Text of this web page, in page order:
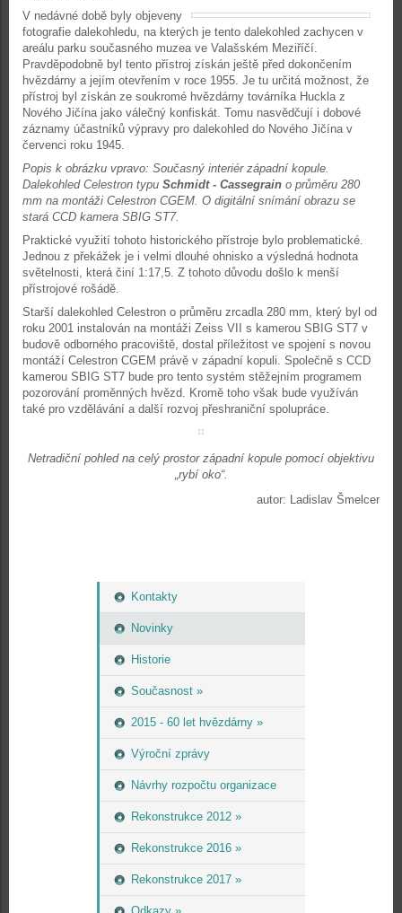
Kontakty
Novinky
Historie
Současnost »
2015 - 60 let hvězdárny »
Výroční zprávy
Návrhy rozpočtu organizace
Rekonstrukce 2012 »
Rekonstrukce 2016 »
Rekonstrukce 2017 »
V nedávné době byly objeveny
fotografie dalekohledu, na kterých je tento dalekohled zachycen v
areálu parku současného muzea ve Valašském Meziříčí.
Pravděpodobně byl tento přístroj získán ještě před dokončením
hvězdárny a jejím otevřením v roce 1955. Je tu určitá možnost, že
přístroj byl získán ze soukromé hvězdárny továrníka Huckla z
Nového Jičína jako válečný konfiskát. Tomu nasvědčují i dobové
záznamy účastníků výpravy pro dalekohled do Nového Jičína v
červenci roku 1945.
Popis k obrázku vpravo: Současný interiér západní kopule.
Dalekohled Celestron typu Schmidt - Cassegrain o průměru 280
mm na montáži Celestron CGEM. O digitální snímání obrazu se
stará CCD kamera SBIG ST7.
Praktické využití tohoto historického přístroje bylo problematické.
Jednou z překážek je i velmi dlouhé ohnisko a výsledná hodnota
světelnosti, která činí 1:17,5. Z tohoto důvodu došlo k menší
přístrojové rošádě.
Starší dalekohled Celestron o průměru zrcadla 280 mm, který byl od
roku 2001 instalován na montáži Zeiss VII s kamerou SBIG ST7 v
budově odborného pracoviště, dostal příležitost ve spojení s novou
montáží Celestron CGEM právě v západní kopuli. Společně s CCD
kamerou SBIG ST7 bude pro tento systém stěžejním programem
pozorování proměnných hvězd. Kromě toho však bude využíván
také pro vzdělávání a další rozvoj přeshraniční spolupráce.
Netradiční pohled na celý prostor západní kopule pomocí objektivu
„rybí oko“.
autor: Ladislav Šmelcer